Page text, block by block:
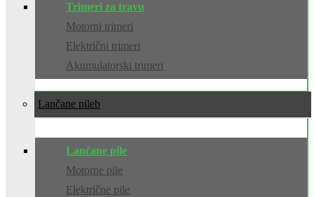
Trimeri za travu
Motorni trimeri
Električni trimeri
Akumulatorski trimeri
Lančane pile
Lančane pile
Motorne pile
Električne pile